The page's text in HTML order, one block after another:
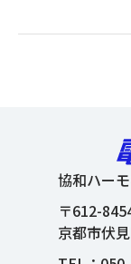
協和ハー
〒612-
京都市伏